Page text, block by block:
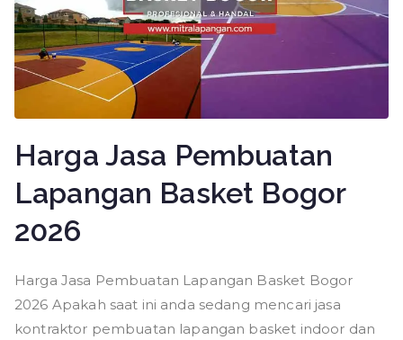
Harga Jasa Pembuatan
Lapangan Basket Bogor
2026
Harga Jasa Pembuatan Lapangan Basket Bogor
2026 Apakah saat ini anda sedang mencari jasa
kontraktor pembuatan lapangan basket indoor dan